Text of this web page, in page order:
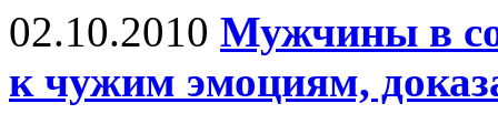
02.10.2010 Мужчины в
к чужим эмоциям,